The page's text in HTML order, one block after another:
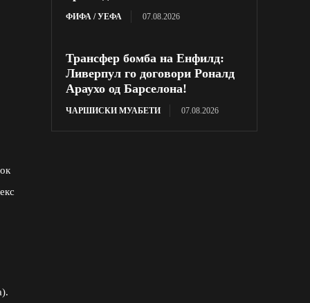
ФИФА / УЕФА 07.08.2026
Трансфер бомба на Енфилд:
Ливерпул го договори Роналд
Араухо од Барселона!
ЧАРШИСКИ МУАБЕТИ 07.08.2026